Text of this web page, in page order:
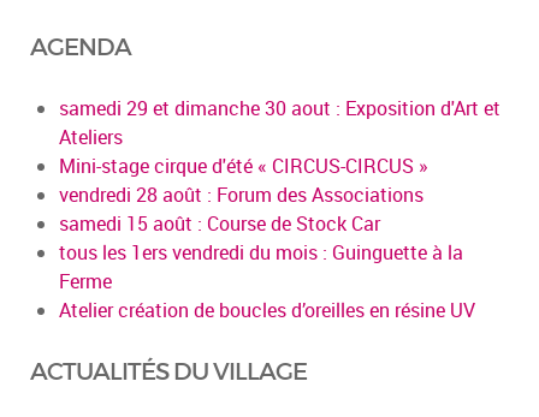
AGENDA
samedi 29 et dimanche 30 aout : Exposition d'Art et
Ateliers
Mini-stage cirque d'été « CIRCUS-CIRCUS »
vendredi 28 août : Forum des Associations
samedi 15 août : Course de Stock Car
tous les 1ers vendredi du mois : Guinguette à la
Ferme
Atelier création de boucles d’oreilles en résine UV
ACTUALITÉS DU VILLAGE